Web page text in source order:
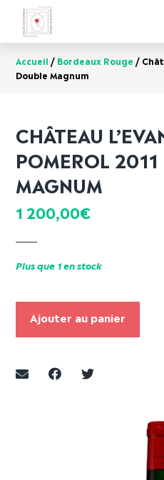
Accueil / Bordeaux Rouge /
Double Magnum
CHÂTEAU
POMEROL 2011
MAGNUM
1 200,00€
Plus que 1 en stock
Ajouter au panier